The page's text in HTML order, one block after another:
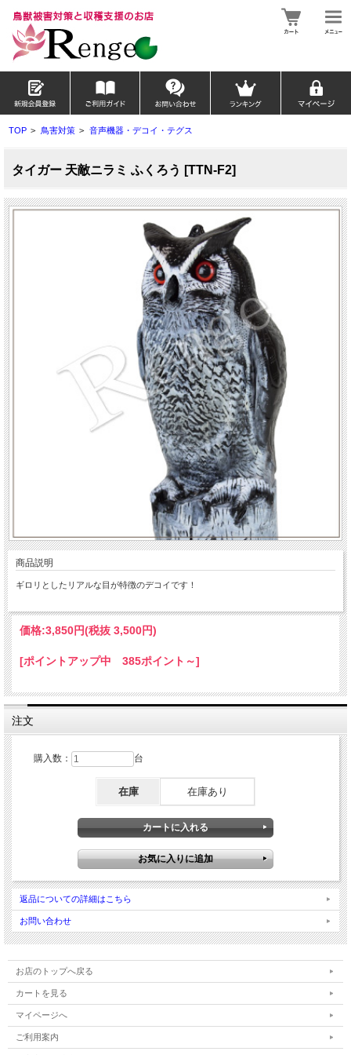
TOP > 鳥害対策 > 音声機器・デコイ・テグス
タイガー 天敵ニラミ ふくろう [TTN-F2]
商品説明
ギロリとしたリアルな目が特徴のデコイです！
価格:3,850円(税抜 3,500円)
[ポイントアップ中 385ポイント～]
注文
購入数： 台
在庫 在庫あり
返品についての詳細はこちら
お問い合わせ
お店のトップへ戻る
カートを見る
マイページへ
ご利用案内